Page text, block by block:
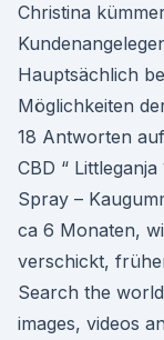
Christina
Hauptsächlich
Möglichkeiten
18 Antworten
CBD “
Spray –
ca 6 Monaten,
verschickt,
Search the
images, videos